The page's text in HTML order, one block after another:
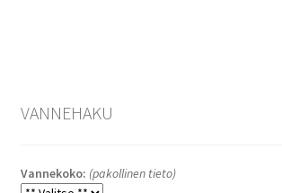
VANNEHAKU
Vannekoko: (pakollinen tieto)